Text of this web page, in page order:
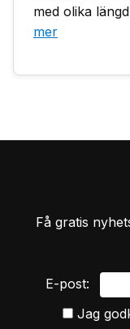
med olika
mer
Få gratis
E-post:
Jag